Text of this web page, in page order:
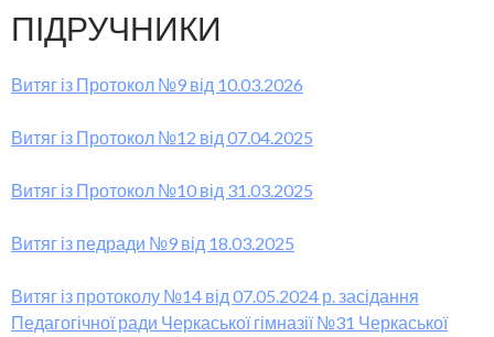
ПІДРУЧНИКИ
Витяг із Протокол №9 від 10.03.2026
Витяг із Протокол №12 від 07.04.2025
Витяг із Протокол №10 від 31.03.2025
Витяг із педради №9 від 18.03.2025
Витяг із протоколу №14 від 07.05.2024 р. засідання
Педагогічної ради Черкаської гімназії №31 Черкаської